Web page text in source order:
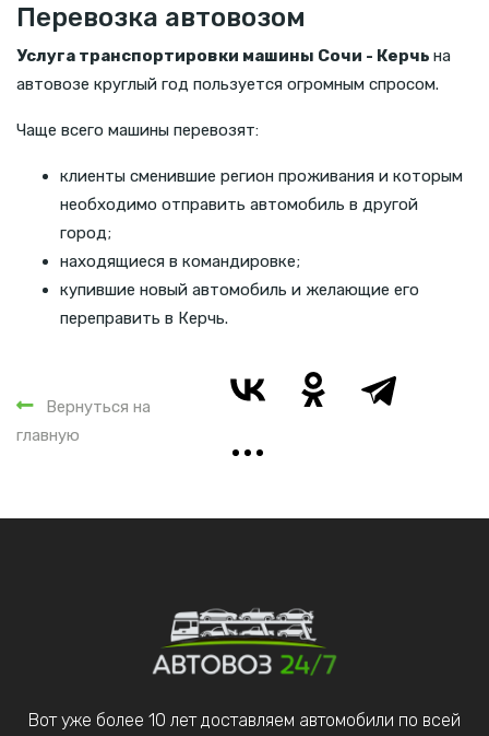
Перевозка автовозом
Услуга транспортировки машины Сочи - Керчь на
автовозе круглый год пользуется огромным спросом.
Чаще всего машины перевозят:
клиенты сменившие регион проживания и которым
необходимо отправить автомобиль в другой
город;
находящиеся в командировке;
купившие новый автомобиль и желающие его
переправить в Керчь.
Вернуться на
главную
Вот уже более 10 лет доставляем автомобили по всей